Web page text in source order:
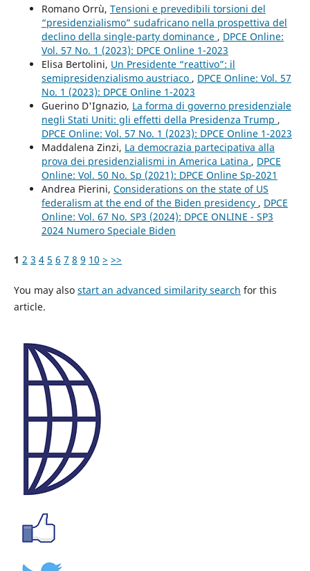
Romano Orrù, Tensioni e prevedibili torsioni del
“presidenzialismo” sudafricano nella prospettiva del
declino della single-party dominance , DPCE Online:
Vol. 57 No. 1 (2023): DPCE Online 1-2023
Elisa Bertolini, Un Presidente “reattivo”: il
semipresidenzialismo austriaco , DPCE Online: Vol. 57
No. 1 (2023): DPCE Online 1-2023
Guerino D'Ignazio, La forma di governo presidenziale
negli Stati Uniti: gli effetti della Presidenza Trump ,
DPCE Online: Vol. 57 No. 1 (2023): DPCE Online 1-2023
Maddalena Zinzi, La democrazia partecipativa alla
prova dei presidenzialismi in America Latina , DPCE
Online: Vol. 50 No. Sp (2021): DPCE Online Sp-2021
Andrea Pierini, Considerations on the state of US
federalism at the end of the Biden presidency , DPCE
Online: Vol. 67 No. SP3 (2024): DPCE ONLINE - SP3
2024 Numero Speciale Biden
1 2 3 4 5 6 7 8 9 10 > >>
You may also start an advanced similarity search for this
article.